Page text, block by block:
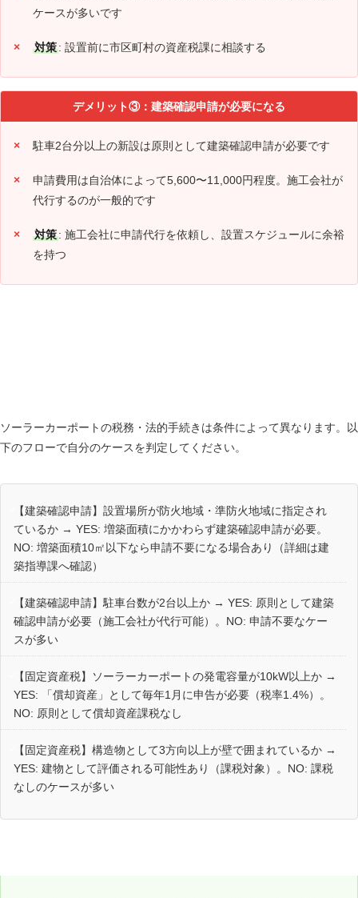
ケースが多いです
対策: 設置前に市区町村の資産税課に相談する
デメリット③：建築確認申請が必要になる
駐車2台分以上の新設は原則として建築確認申請が必要です
申請費用は自治体によって5,600〜11,000円程度。施工会社が
代行するのが一般的です
対策: 施工会社に申請代行を依頼し、設置スケジュールに余裕
を持つ
ソーラーカーポートの税務・法的手続きは条件によって異なります。以
下のフローで自分のケースを判定してください。
【建築確認申請】設置場所が防火地域・準防火地域に指定され
ているか → YES: 増築面積にかかわらず建築確認申請が必要。
NO: 増築面積10㎡以下なら申請不要になる場合あり（詳細は建
築指導課へ確認）
【建築確認申請】駐車台数が2台以上か → YES: 原則として建築
確認申請が必要（施工会社が代行可能）。NO: 申請不要なケー
スが多い
【固定資産税】ソーラーカーポートの発電容量が10kW以上か →
YES: 「償却資産」として毎年1月に申告が必要（税率1.4%）。
NO: 原則として償却資産課税なし
【固定資産税】構造物として3方向以上が壁で囲まれているか →
YES: 建物として評価される可能性あり（課税対象）。NO: 課税
なしのケースが多い